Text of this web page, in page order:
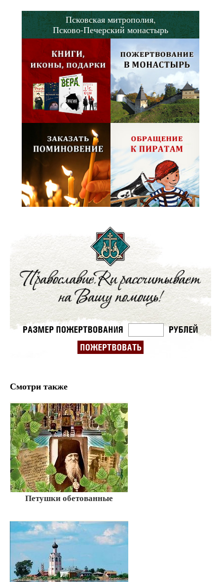
Псковская митрополия,
Псково-Печерский монастырь
Смотри также
Петушки обетованные